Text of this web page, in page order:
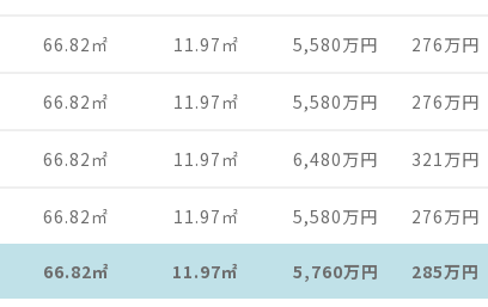
66.82 ㎡ 11.97 ㎡ 5,580万円 276万円
66.82 ㎡ 11.97 ㎡ 5,580万円 276万円
66.82 ㎡ 11.97 ㎡ 6,480万円 321万円
66.82 ㎡ 11.97 ㎡ 5,580万円 276万円
66.82㎡ 11.97㎡ 5,760万円 285万円